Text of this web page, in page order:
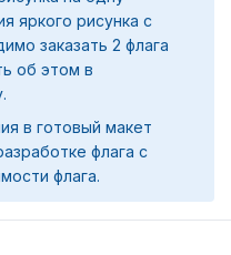
яркого рисунка с
заказать 2 флага
об этом в
в готовый макет
флага с
флага.